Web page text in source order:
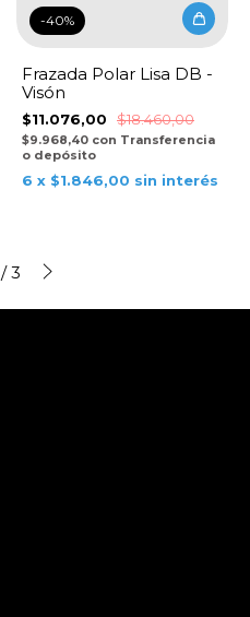
-40%
Frazada Polar Lisa DB -
Visón
$11.076,00 $18.460,00
$9.968,40 con Transferencia
o depósito
6 x $1.846,00 sin interés
/ 3